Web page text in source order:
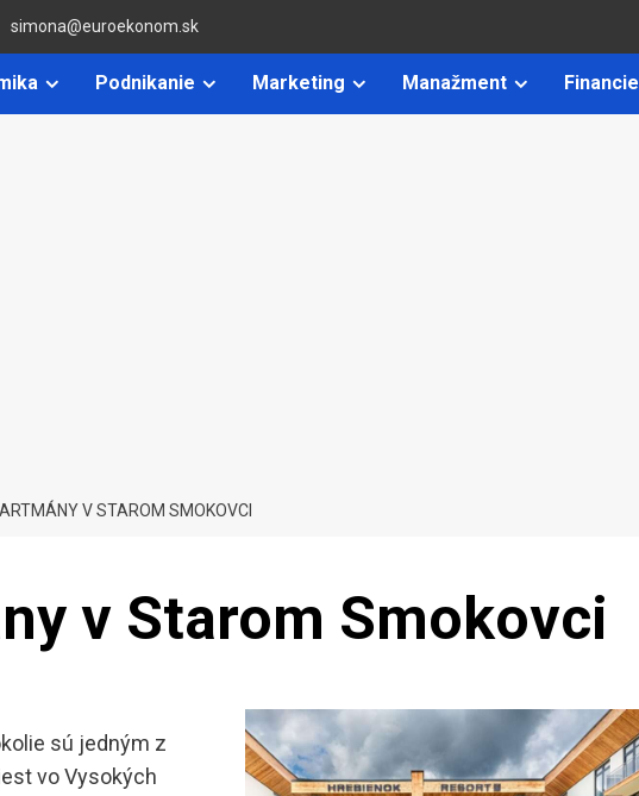
simona@euroekonom.sk
Podnikanie Marketing Manažment Financie
V STAROM SMOKOVCI
v Starom Smokovci
sú jedným z
vo Vysokých